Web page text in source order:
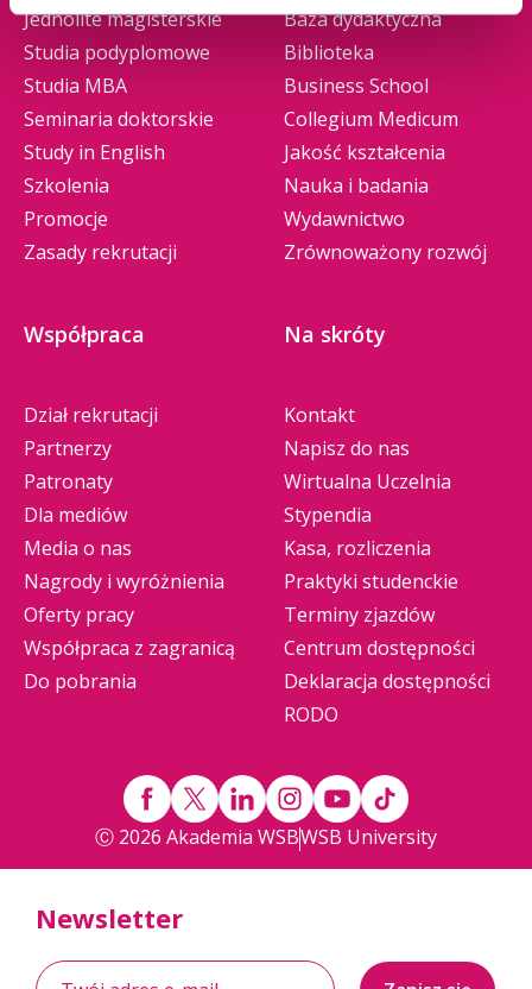
Jednolite magisterskie
Studia podyplomowe
Studia MBA
Seminaria doktorskie
Study in English
Szkolenia
Promocje
Zasady rekrutacji
Baza dydaktyczna
Biblioteka
Business School
Collegium Medicum
Jakość kształcenia
Nauka i badania
Wydawnictwo
Zrównoważony rozwój
Współpraca
Dział rekrutacji
Partnerzy
Patronaty
Dla mediów
Media o nas
Nagrody i wyróżnienia
Oferty pracy
Współpraca z zagranicą
Do pobrania
Na skróty
Kontakt
Napisz do nas
Wirtualna Uczelnia
Stypendia
Kasa, rozliczenia
Praktyki studenckie
Terminy zjazdów
Centrum dostępności
Deklaracja dostępności
RODO
Ⓒ 2026 Akademia WSBWSB University
Newsletter